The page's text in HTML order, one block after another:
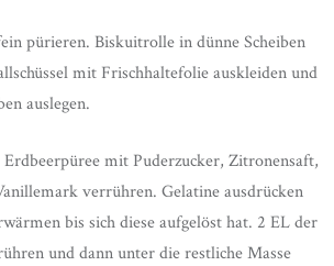
pürieren. Biskuitrolle in dünne Scheiben
mit Frischhaltefolie auskleiden und
auslegen.
mit Puderzucker, Zitronensaft,
verrühren. Gelatine ausdrücken
bis sich diese aufgelöst hat. 2 EL der
und dann unter die restliche Masse